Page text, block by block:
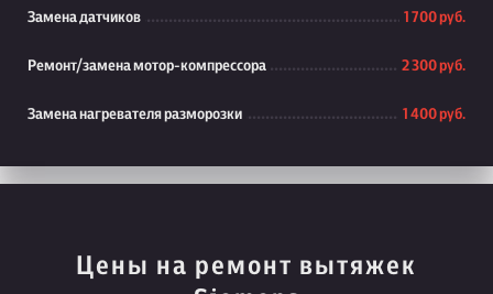
Замена датчиков 1 700 руб.
Ремонт/замена мотор-компрессора 2 300 руб.
Замена нагревателя разморозки 1 400 руб.
Цены на ремонт вытяжек